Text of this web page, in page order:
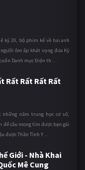
kỷ 20, bộ phim kể về hai anh
ôm ấp khát vọng đưa Kỷ
Danh mục Điện th ...
Rất Rất Rất Rất
năm trung học cơ sở,
cầu mong tìm được bạn gái
được Thần Tình Y ...
Giới - Nhà Khai
Mê Cung